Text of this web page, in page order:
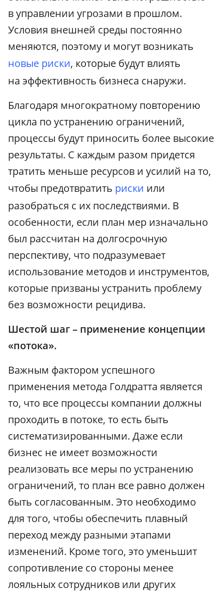
в управлении угрозами в прошлом.
Условия внешней среды постоянно
меняются, поэтому и могут возникать
новые риски, которые будут влиять
на эффективность бизнеса снаружи.
Благодаря многократному повторению
цикла по устранению ограничений,
процессы будут приносить более высокие
результаты. С каждым разом придется
тратить меньше ресурсов и усилий на то,
чтобы предотвратить риски или
разобраться с их последствиями. В
особенности, если план мер изначально
был рассчитан на долгосрочную
перспективу, что подразумевает
использование методов и инструментов,
которые призваны устранить проблему
без возможности рецидива.
Шестой шаг – применение концепции
«потока».
Важным фактором успешного
применения метода Голдратта является
то, что все процессы компании должны
проходить в потоке, то есть быть
систематизированными. Даже если
бизнес не имеет возможности
реализовать все меры по устранению
ограничений, то план все равно должен
быть согласованным. Это необходимо
для того, чтобы обеспечить плавный
переход между разными этапами
изменений. Кроме того, это уменьшит
сопротивление со стороны менее
лояльных сотрудников или других